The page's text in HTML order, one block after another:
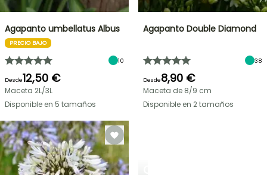
Agapanto umbellatus Albus
PRECIO BAJO
10
Desde12,50 €
Maceta 2L/3L
Disponible en 5 tamaños
Agapanto Double Diamond
38
Desde8,90 €
Maceta de 8/9 cm
Disponible en 2 tamaños